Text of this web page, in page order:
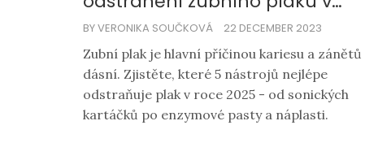
roce 2025
BY VERONIKA SOUČKOVÁ 22 DECEMBER 2023
Zubní plak je hlavní příčinou kariesu a zánětů
dásní. Zjistěte, které 5 nástrojů nejlépe
odstraňuje plak v roce 2025 - od sonických
kartáčků po enzymové pasty a náplasti.